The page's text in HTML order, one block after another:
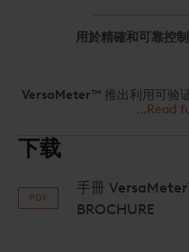
用於精確和可靠控
VersaMeter™ 推出利用可验
量测量仪，该设计经证明符
VersaMeter™ 旨在適應管道
示選項。 VersaMeter™ 符合
10 點校準曲線。 儀表還可
ISO、NADCAP 和
VersaMeter™ 產品線有多種
計中，同時更容
...Read
下载
手冊
BROCHURE